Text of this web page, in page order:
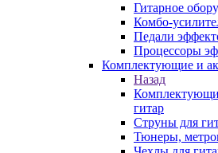
Гитарное
Комбо-
Педали
Процессоры
Комплектующие и
Назад
гитар
Струны для
Тюнеры,